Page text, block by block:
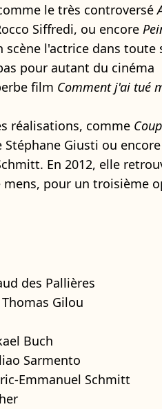
le très controversé
Siffredi, ou encore
scène l'actrice dans toute
pour autant du cinéma
film Comment j'ai tué
réalisations, comme
Giusti ou
En 2012, elle
mens, pour un troisième
des Pallières
Gilou
Buch
Sarmento
Emmanuel Schmitt